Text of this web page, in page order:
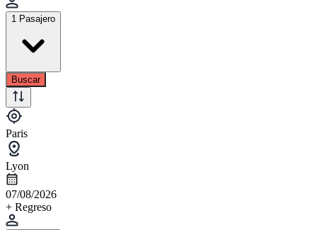
1 Pasajero
Buscar
Paris
Lyon
07/08/2026
+ Regreso